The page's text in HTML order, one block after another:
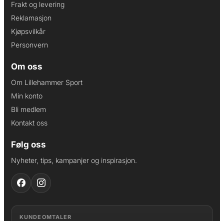
Frakt og levering
Reklamasjon
Kjøpsvilkår
Personvern
Om oss
Om Lillehammer Sport
Min konto
Bli medlem
Kontakt oss
Følg oss
Nyheter, tips, kampanjer og inspirasjon.
KUNDEOMTALER